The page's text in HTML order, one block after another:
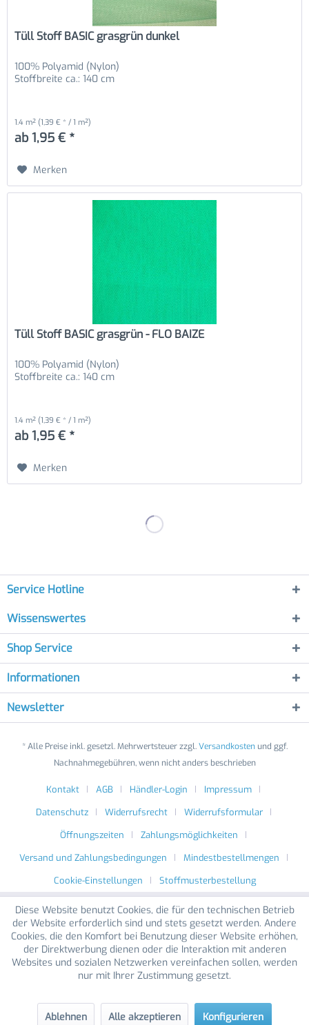
Tüll Stoff BASIC grasgrün dunkel
100% Polyamid (Nylon)
Stoffbreite ca.: 140 cm
1.4 m² (1,39 € * / 1 m²)
ab 1,95 € *
Merken
Tüll Stoff BASIC grasgrün - FLO BAIZE
100% Polyamid (Nylon)
Stoffbreite ca.: 140 cm
1.4 m² (1,39 € * / 1 m²)
ab 1,95 € *
Merken
Service Hotline
Wissenswertes
Shop Service
Informationen
Newsletter
* Alle Preise inkl. gesetzl. Mehrwertsteuer zzgl.Versandkostenund ggf.
Nachnahmegebühren, wenn nicht anders beschrieben
Kontakt AGB Händler-Login
Impressum
Datenschutz
Widerrufsrecht
Widerrufsformular
Öffnungszeiten
Zahlungsmöglichkeiten
Versand und Zahlungsbedingungen
Mindestbestellmengen
Cookie-Einstellungen
Stoffmusterbestellung
Diese Website benutzt Cookies, die für den technischen Betrieb
der Website erforderlich sind und stets gesetzt werden. Andere
Cookies, die den Komfort bei Benutzung dieser Website erhöhen,
der Direktwerbung dienen oder die Interaktion mit anderen
Websites und sozialen Netzwerken vereinfachen sollen, werden
nur mit Ihrer Zustimmung gesetzt.
Ablehnen Alle akzeptieren Konfigurieren